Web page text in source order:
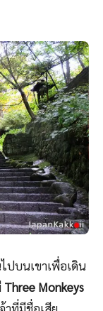
ปบนเขาเพื่อเดิน
Three Monkeys